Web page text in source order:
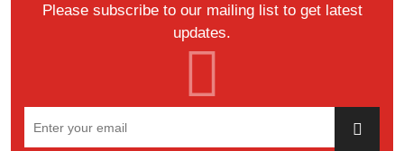
Please subscribe to our mailing list to get latest
updates.